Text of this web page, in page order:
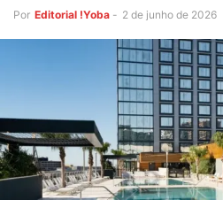
Por Editorial !Yoba - 2 de junho de 2026